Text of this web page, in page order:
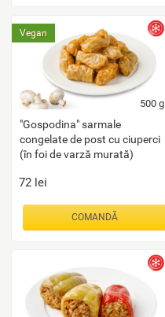
500 g
Vegan
"Gospodina" sarmale
congelate de post cu ciuperci
(în foi de varză murată)
72 lei
COMANDĂ